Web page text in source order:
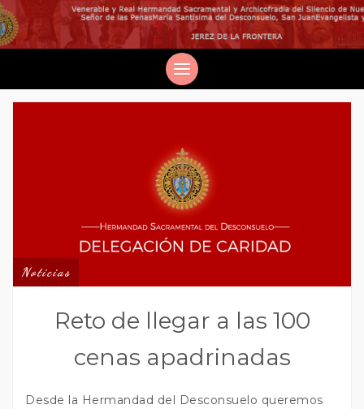
Noticias
Reto de llegar a las 100
cenas apadrinadas
Desde la Hermandad del Desconsuelo queremos